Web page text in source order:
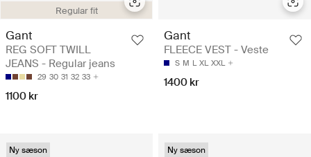
Regular fit
Gant
REG SOFT TWILL
JEANS - Regular jeans
29 30 31 32 33
1100 kr
Gant
FLEECE VEST - Veste
S M L XL XXL
1400 kr
Ny sæson Ny sæson